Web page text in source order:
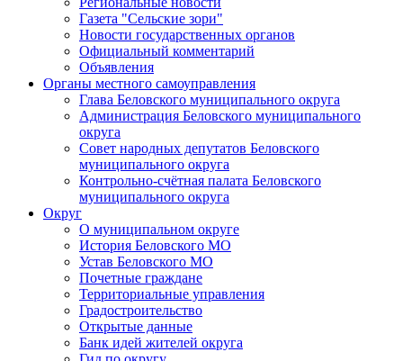
Газета "Сельские зори"
Новости государственных органов
Официальный комментарий
Объявления
Органы местного самоуправления
Глава Беловского муниципального округа
Администрация Беловского муниципального
округа
Совет народных депутатов Беловского
муниципального округа
Контрольно-счётная палата Беловского
муниципального округа
Округ
О муниципальном округе
История Беловского МО
Устав Беловского МО
Почетные граждане
Территориальные управления
Градостроительство
Открытые данные
Банк идей жителей округа